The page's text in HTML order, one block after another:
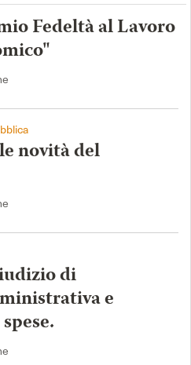
Fedeltà al Lavoro
novità del
di
e